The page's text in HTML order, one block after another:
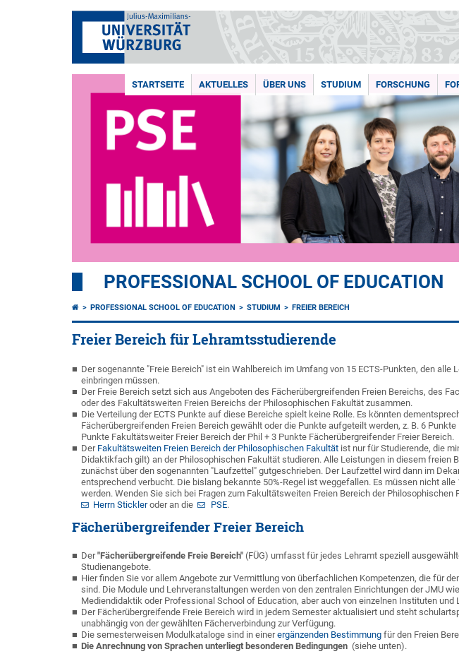
STARTSEITE AKTUELLES ÜBER UNS STUDIUM FORSCHUNG
PROFESSIONAL SCHOOL OF EDUCATION
PROFESSIONAL SCHOOL OF EDUCATION STUDIUM FREIER BEREICH
Freier Bereich für Lehramtsstudierende
Der sogenannte "Freie Bereich" ist ein Wahlbereich im Umfang von 15 ECTS-Punkten, den alle
einbringen müssen.
Der Freie Bereich setzt sich aus Angeboten des Fächerübergreifenden Freien Bereichs, des
oder des Fakultätsweiten Freien Bereichs der Philosophischen Fakultät zusammen.
Die Verteilung der ECTS Punkte auf diese Bereiche spielt keine Rolle. Es könnten
Fächerübergreifenden Freien Bereich gewählt oder die Punkte aufgeteilt werden, z. B. 6
Punkte Fakultätsweiter Freier Bereich der Phil + 3 Punkte Fächerübergreifender Freier Bereich.
Der Fakultätsweiten Freien Bereich der Philosophischen Fakultät ist nur für Studierende, die
Didaktikfach gilt) an der Philosophischen Fakultät studieren. Alle Leistungen in diesem freien
zunächst über den sogenannten "Laufzettel" gutgeschrieben. Der Laufzettel wird dann im
entsprechend verbucht. Die bislang bekannte 50%-Regel ist weggefallen. Es müssen nicht
werden. Wenden Sie sich bei Fragen zum Fakultätsweiten Freien Bereich der Philosophischen
Herrn Stickleroder an die PSE.
Fächerübergreifender Freier Bereich
Der"Fächerübergreifende Freie Bereich" (FÜG) umfasst für jedes Lehramt speziell
Studienangebote.
Hier finden Sie vor allem Angebote zur Vermittlung von überfachlichen Kompetenzen, die für
sind. Die Module und Lehrveranstaltungen werden von den zentralen Einrichtungen der JMU
Mediendidaktik oder Professional School of Education, aber auch von einzelnen Instituten und
Der Fächerübergreifende Freie Bereich wird in jedem Semester aktualisiert und steht
unabhängig von der gewählten Fächerverbindung zur Verfügung.
Die semesterweisen Modulkataloge sind in einerergänzenden Bestimmung für den Freien
Die Anrechnung von Sprachen unterliegt besonderen Bedingungen (siehe unten).